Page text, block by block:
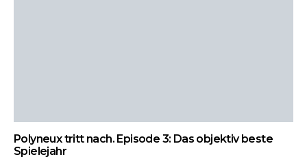
Polyneux tritt nach. Episode 3: Das objektiv beste
Spielejahr